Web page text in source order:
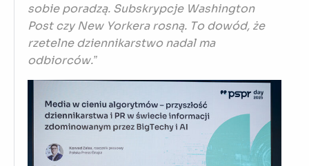
sobie poradzą. Subskrypcje Washington
Post czy New Yorkera rosną. To dowód, że
rzetelne dziennikarstwo nadal ma
odbiorców.”